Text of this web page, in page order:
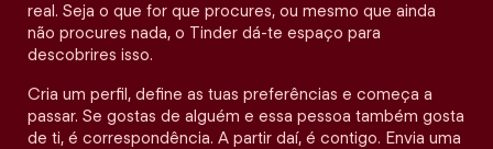
real. Seja o que for que procures, ou mesmo que ainda
não procures nada, o Tinder dá-te espaço para
descobrires isso.
Cria um perfil, define as tuas preferências e começa a
passar. Se gostas de alguém e essa pessoa também gosta
de ti, é correspondência. A partir daí, é contigo. Envia uma